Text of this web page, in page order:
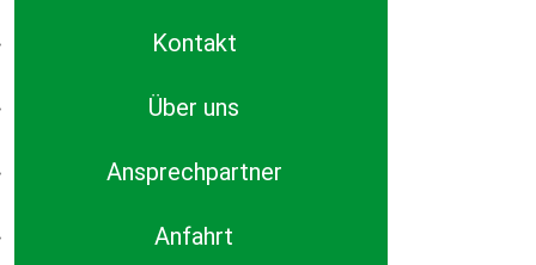
Kontakt
Über uns
Ansprechpartner
Anfahrt